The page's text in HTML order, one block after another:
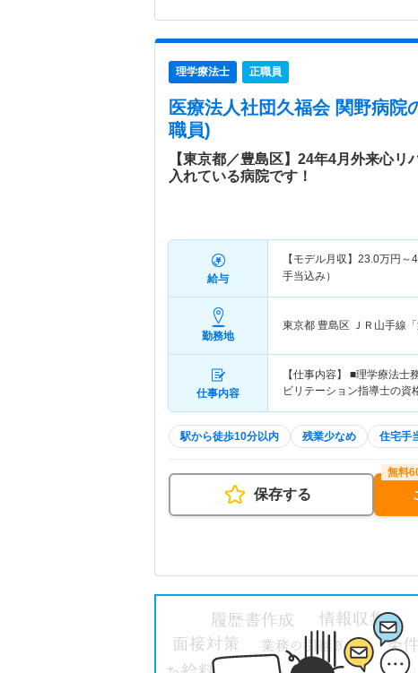
理学療法士 正職員
医療法人社団久福会 関野病院
職員)
【東京都／豊島区】24年4月外来心リ
入れている病院です！
給与
【モデル月収】 23.0万円～
手当込み）
勤務地
東京都 豊島区 ＪＲ山手線
仕事内容
【仕事内容】 ■理学療法
ビリテーション指導士の
駅から徒歩10分以内 残業少なめ 住宅手
保存する